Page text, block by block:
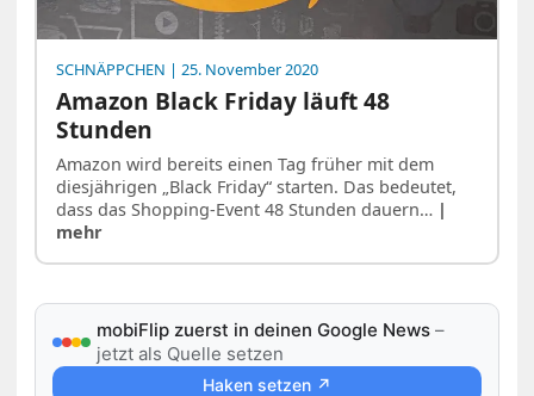
SCHNÄPPCHEN | 25. November 2020
Amazon Black Friday läuft 48
Stunden
Amazon wird bereits einen Tag früher mit dem
diesjährigen „Black Friday“ starten. Das bedeutet,
dass das Shopping-Event 48 Stunden dauern… |
mehr
mobiFlip zuerst in deinen Google News –
jetzt als Quelle setzen
Haken setzen ↗